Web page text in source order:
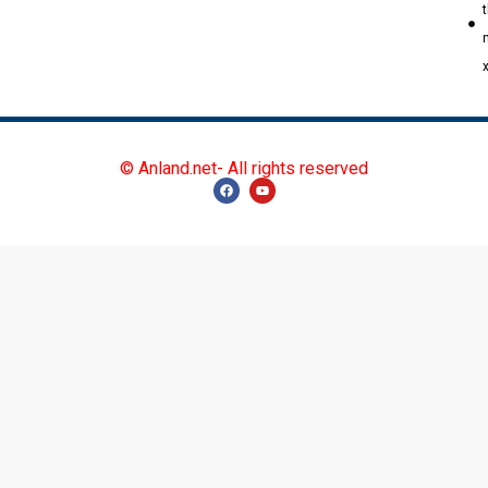
© Anland.net- All rights reserved